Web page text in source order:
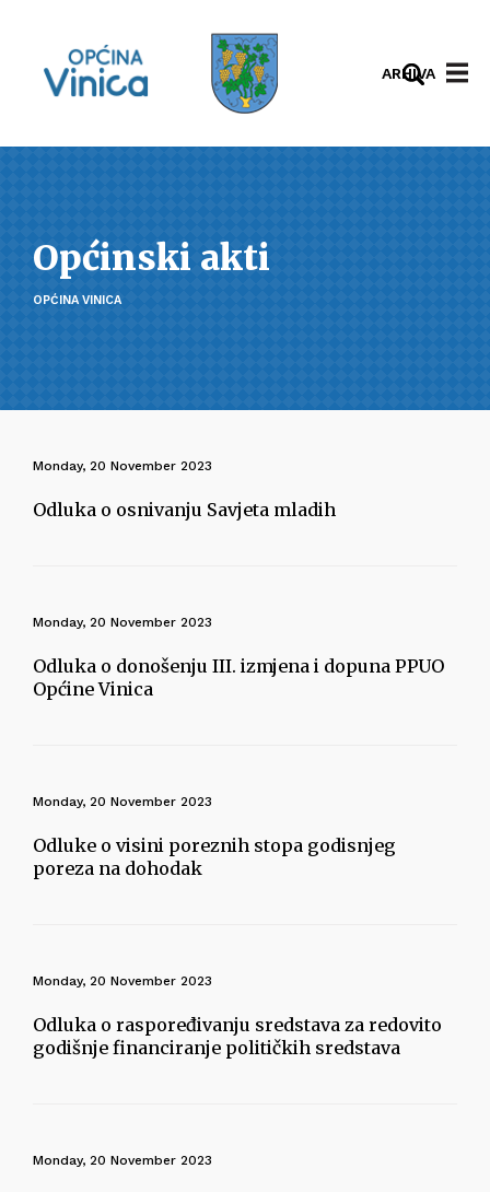
ARHIVA
Općinski akti
OPĆINA VINICA
Monday, 20 November 2023
Odluka o osnivanju Savjeta mladih
Monday, 20 November 2023
Odluka o donošenju III. izmjena i dopuna PPUO
Općine Vinica
Monday, 20 November 2023
Odluke o visini poreznih stopa godisnjeg
poreza na dohodak
Monday, 20 November 2023
Odluka o raspoređivanju sredstava za redovito
godišnje financiranje političkih sredstava
Monday, 20 November 2023